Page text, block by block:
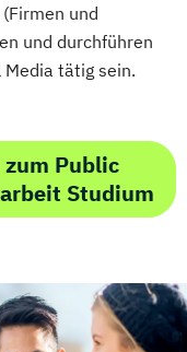
und
und durchführen
tätig sein.
Public
Studium